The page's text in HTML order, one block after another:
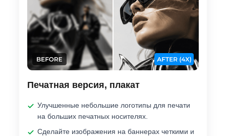
Печатная версия, плакат
Улучшенные небольшие логотипы для печати
на больших печатных носителях.
Сделайте изображения на баннерах четкими и